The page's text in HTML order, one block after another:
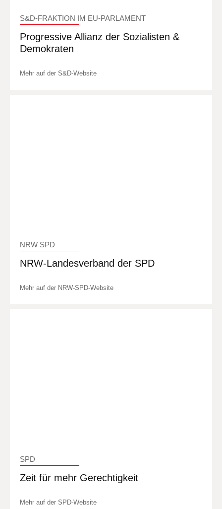
S&D-FRAKTION IM EU-PARLAMENT
Progressive Allianz der Sozialisten &
Demokraten
Mehr auf der S&D-Website
NRW SPD
NRW-Landesverband der SPD
Mehr auf der NRW-SPD-Website
SPD
Zeit für mehr Gerechtigkeit
Mehr auf der SPD-Website